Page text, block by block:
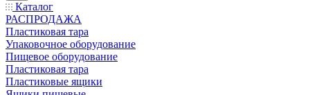
Каталог
РАСПРОДАЖА
Пластиковая тара
Упаковочное оборудование
Пищевое оборудование
Пластиковая тара
Пластиковые ящики